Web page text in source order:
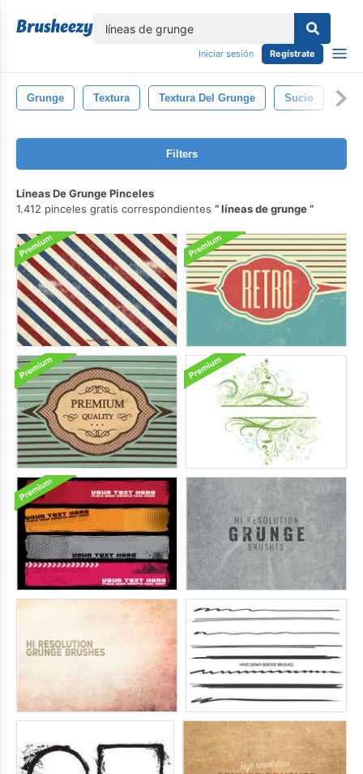
Iniciar sesión Regístrate
Grunge Textura Textura Del Grunge Sucio
Filters
Líneas De Grunge Pinceles
1.412 pinceles gratis correspondientes
líneas de grunge